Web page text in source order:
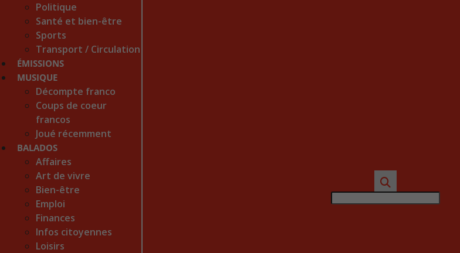
Politique
Santé et bien-être
Sports
Transport / Circulation
ÉMISSIONS
MUSIQUE
Décompte franco
Coups de coeur
francos
Joué récemment
BALADOS
Affaires
Art de vivre
Bien-être
Emploi
Finances
Infos citoyennes
Loisirs